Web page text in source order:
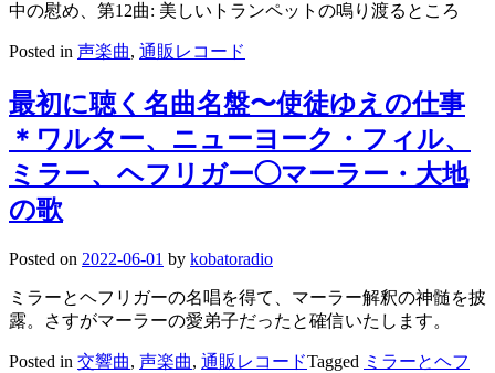
中の慰め、第12曲: 美しいトランペットの鳴り渡るところ
Posted in 声楽曲, 通販レコード
最初に聴く名曲名盤〜使徒ゆえの仕事
＊ワルター、ニューヨーク・フィル、
ミラー、ヘフリガー◯マーラー・大地
の歌
Posted on 2022-06-01 by kobatoradio
ミラーとヘフリガーの名唱を得て、マーラー解釈の神髄を披
露。さすがマーラーの愛弟子だったと確信いたします。
Posted in 交響曲, 声楽曲, 通販レコードTagged ミラーとヘフ